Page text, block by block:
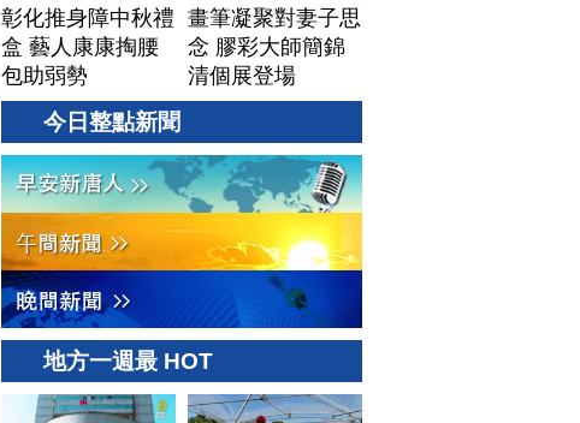
彰化推身障中秋禮
盒 藝人康康掏腰
包助弱勢
畫筆凝聚對妻子思
念 膠彩大師簡錦
清個展登場
今日整點新聞
地方一週最 HOT